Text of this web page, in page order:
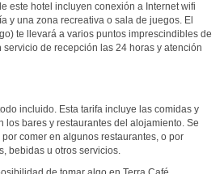
este hotel incluyen conexión a Internet wifi
y una zona recreativa o sala de juegos. El
te llevará a varios puntos imprescindibles de
servicio de recepción las 24 horas y atención
incluido. Esta tarifa incluye las comidas y
los bares y restaurantes del alojamiento. Se
comer en algunos restaurantes, o por
bebidas u otros servicios.